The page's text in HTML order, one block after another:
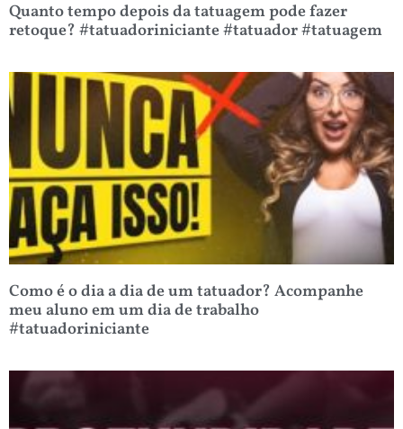
Quanto tempo depois da tatuagem pode fazer
retoque? #tatuadoriniciante #tatuador #tatuagem
Como é o dia a dia de um tatuador? Acompanhe
meu aluno em um dia de trabalho
#tatuadoriniciante